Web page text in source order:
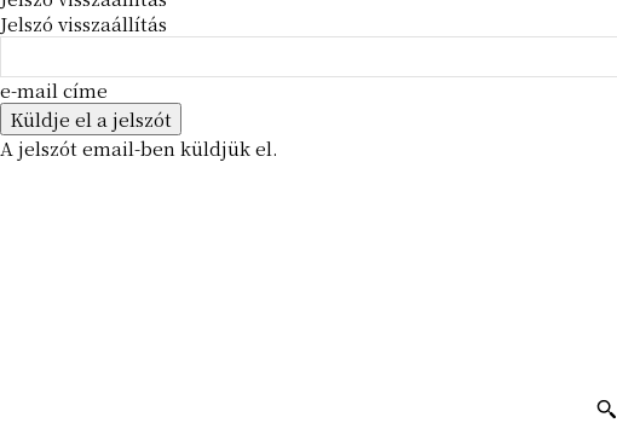
Jelszó visszaállítás
e-mail címe
A jelszót email-ben küldjük el.